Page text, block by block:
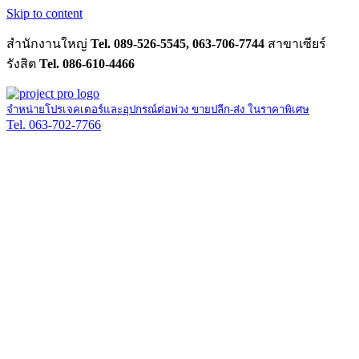
Skip to content
สำนักงานใหญ่ Tel. 089-526-5545, 063-706-7744 สาขาเซียร์
รังสิต Tel. 086-610-4466
จำหน่ายโปรเจคเตอร์และอุปกรณ์ต่อพ่วง ขายปลีก-ส่ง ในราคาพิเศษ
Tel. 063-702-7766